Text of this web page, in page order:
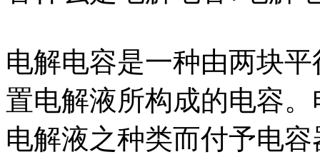
电解电容是一种由两块
置电解液所构成的电容
电解液之种类而付予电